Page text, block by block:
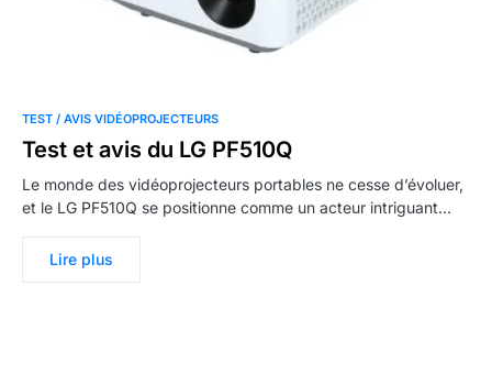
TEST / AVIS VIDÉOPROJECTEURS
Test et avis du LG PF510Q
Le monde des vidéoprojecteurs portables ne cesse d’évoluer,
et le LG PF510Q se positionne comme un acteur intriguant…
Lire plus